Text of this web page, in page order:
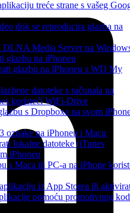
treće strane s vašeg
dok se reproducira glazba na
Media Server na
glazbu na iPhoneu
glazbu na iPhoneu s WD My
datoteke s računala na
koristeći WiFi-Drive
s Dropboxa na svom
oznake na iPhoneu i Macu
lokalne datoteke (iTunes
iPhoneu
s Maca ili PC-a na iPhone
iz App Storea ili
pomoću promotivnog